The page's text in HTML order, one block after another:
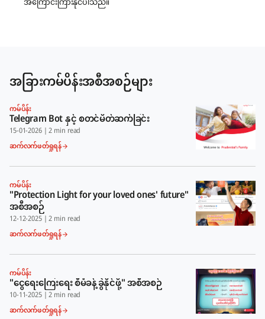
အခြားကမ်ပိန်းအစီအစဉ်များ
ကမ်ပိန်း
Telegram Bot နှင့် စတင်မိတ်ဆက်ခြင်း
15-01-2026|2 min read
ဆက်လက်ဖတ်ရှုရန်
ကမ်ပိန်း
"Protection Light for your loved ones' future"
အစီအစဉ်
12-12-2025|2 min read
ဆက်လက်ဖတ်ရှုရန်
ကမ်ပိန်း
"ငွေရေးကြေးရေး စီမံခန့်ခွဲနိုင်ဖို့" အစီအစဉ်
10-11-2025|2 min read
ဆက်လက်ဖတ်ရှုရန်